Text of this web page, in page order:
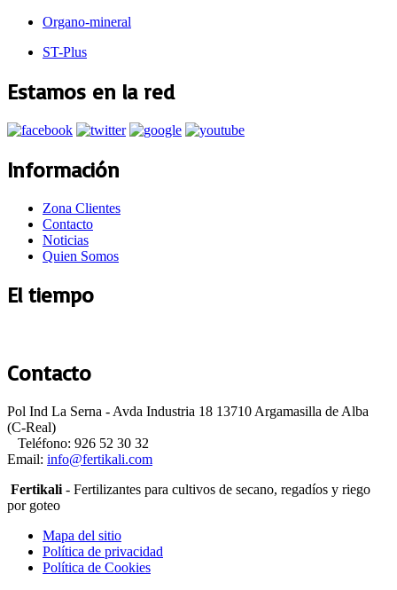
Organo-mineral
ST-Plus
Estamos en la red
Información
Zona Clientes
Contacto
Noticias
Quien Somos
El tiempo
Contacto
Pol Ind La Serna - Avda Industria 18 13710 Argamasilla de Alba
(C-Real)
Teléfono: 926 52 30 32
Email:
Fertikali - Fertilizantes para cultivos de secano, regadíos y riego
por goteo
Mapa del sitio
Política de privacidad
Política de Cookies